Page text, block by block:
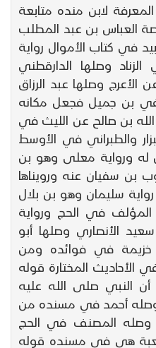
لابن منده متابعة
العباس بن عبد المطلب
في كتاب الأموال رواية
وصلها الدارقطني
وصلها عبد الرزاق
بن جميل فجعل مكانه
بن صالح عن الليث في
والطبراني في الأوسط
له ورواية معلى وهو بن
سفيان عنه ورويناها
سليمان وهو بن بلال
في الحج ورواية
الأنصاري وصلها أبو
في فوائده ومن
الأحاديث المختارة قوله
النبي صلى الله عليه
أحمد في مسنده من
وصله المصنف في الحج
شعبة هي في مسنده قوله